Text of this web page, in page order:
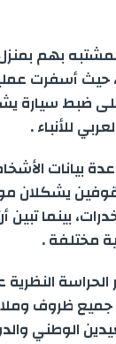
بهم
بركان، حيث
علاوة على ضبط
للأنباء .
بيانات
يشكلان
بينما تبين
مختلفة .
جميع ظروف
الوطني